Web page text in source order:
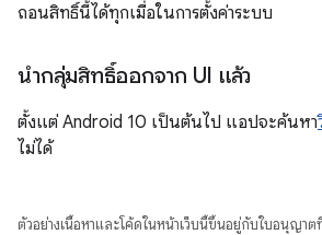
ถอนสิทธิ์นี้ได้ทุกเมื่อในการตั้งค่าระบบ
นำกลุ่มสิทธิ์ออกจาก UI แล้ว
ตั้งแต่ Android 10 เป็นต้นไป แอปจะค้นหา
ไม่ได้
ตัวอย่างเนื้อหาและโค้ดในหน้าเว็บนี้ขึ้นอยู่กับใบอนุญาต